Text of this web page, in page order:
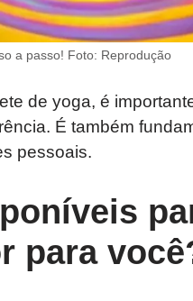
a passo! Foto: Reprodução
de yoga, é
É também
pessoais.
para